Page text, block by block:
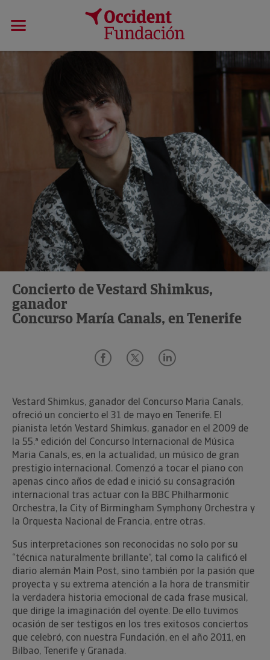
Concierto de Vestard Shimkus,
ganador
Concurso María Canals, en Tenerife
Vestard Shimkus, ganador del Concurso Maria Canals,
ofreció un concierto el 31 de mayo en Tenerife. El
pianista letón Vestard Shimkus, ganador en el 2009 de
la 55.ª edición del Concurso Internacional de Música
Maria Canals, es, en la actualidad, un músico de gran
prestigio internacional. Comenzó a tocar el piano con
apenas cinco años de edad e inició su consagración
internacional tras actuar con la BBC Philharmonic
Orchestra, la City of Birmingham Symphony Orchestra y
la Orquesta Nacional de Francia, entre otras.
Sus interpretaciones son reconocidas no solo por su
“técnica naturalmente brillante”, tal como la calificó el
diario alemán Main Post, sino también por la pasión que
proyecta y su extrema atención a la hora de transmitir
la verdadera historia emocional de cada frase musical,
que dirige la imaginación del oyente. De ello tuvimos
ocasión de ser testigos en los tres exitosos conciertos
que celebró, con nuestra Fundación, en el año 2011, en
Bilbao, Tenerife y Granada.